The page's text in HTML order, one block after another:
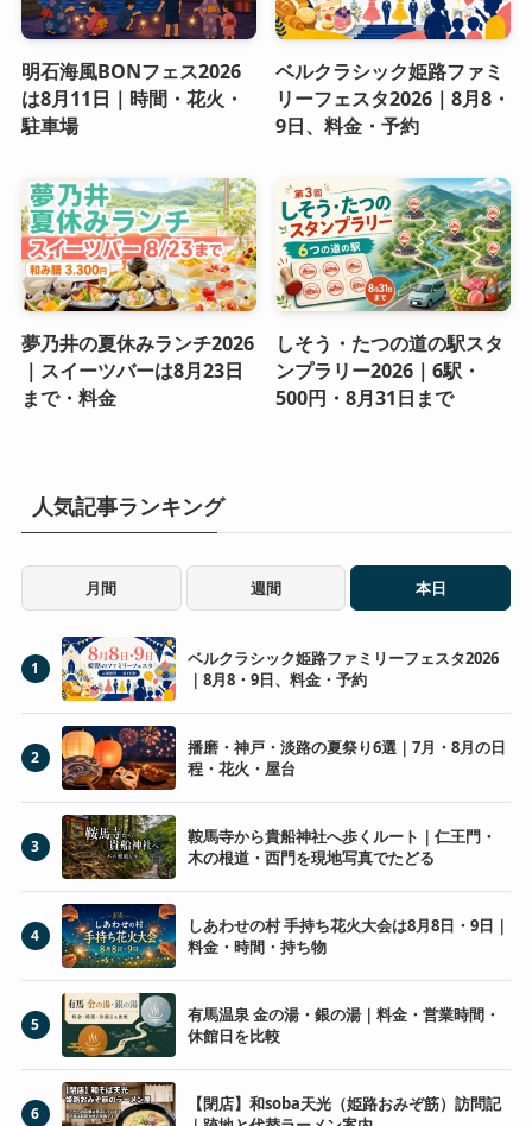
明石海風BONフェス2026
は8月11日｜時間・花火・
駐車場
ベルクラシック姫路ファミ
リーフェスタ2026｜8月8・
9日、料金・予約
夢乃井の夏休みランチ2026
｜スイーツバーは8月23日
まで・料金
しそう・たつの道の駅スタ
ンプラリー2026｜6駅・
500円・8月31日まで
人気記事ランキング
月間 週間 本日
1
ベルクラシック姫路ファミリーフェスタ2026
｜8月8・9日、料金・予約
2
播磨・神戸・淡路の夏祭り6選｜7月・8月の日
程・花火・屋台
3
鞍馬寺から貴船神社へ歩くルート｜仁王門・
木の根道・西門を現地写真でたどる
4
しあわせの村 手持ち花火大会は8月8日・9日｜
料金・時間・持ち物
5
有馬温泉 金の湯・銀の湯｜料金・営業時間・
休館日を比較
6
【閉店】和soba天光（姫路おみぞ筋）訪問記